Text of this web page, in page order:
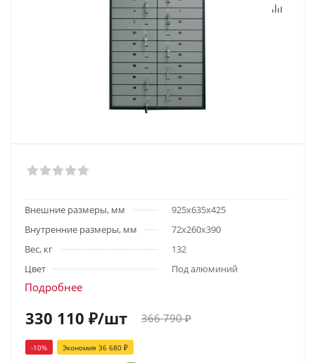
Внешние размеры, мм
925х635х425
Внутренние размеры, мм
72х260х390
Вес, кг
132
Цвет
Под алюминий
Подробнее
330 110 ₽/шт 366 790₽
-10% Экономия 36 680 ₽